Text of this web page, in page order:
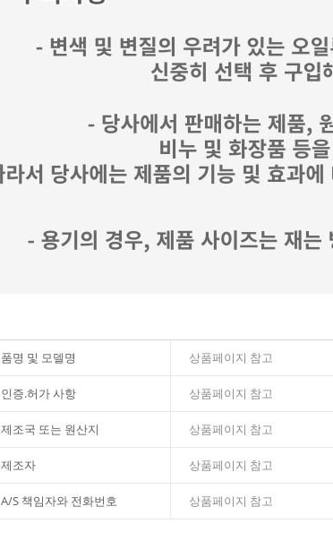
품명 및 모델명 상품페이지 참고
인증.허가 사항 상품페이지 참고
제조국 또는 원산지 상품페이지 참고
제조자 상품페이지 참고
A/S 책임자와 전화번호 상품페이지 참고